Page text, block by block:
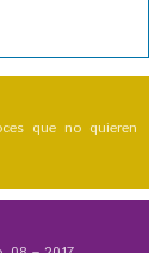
que no quieren